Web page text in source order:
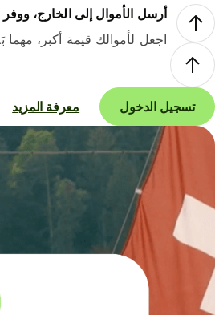
أرسل الأموال إلى الخارج، ووفر
اجعل لأموالك قيمة أكبر، مهما
تسجيل الدخول معرفة المزيد